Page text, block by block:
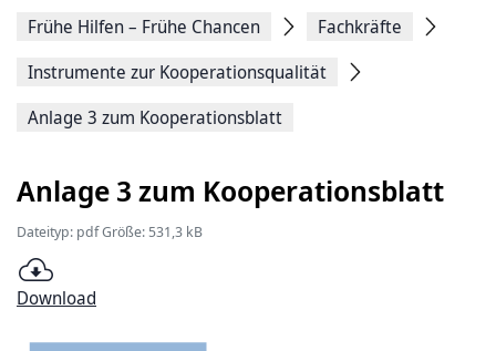
Seite
Frühe Hilfen – Frühe Chancen
Fachkräfte
Instrumente zur Kooperationsqualität
Anlage 3 zum Kooperationsblatt
Anlage 3 zum Kooperationsblatt
Dateityp: pdf Größe: 531,3 kB
Download